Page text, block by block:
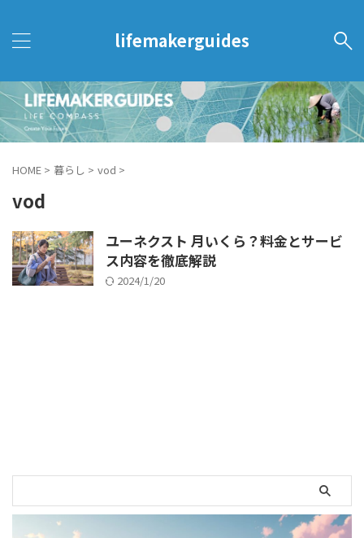
lifemakerguides
HOME > 暮らし > vod >
vod
ユーネクスト 月いくら？料金とサービ
ス内容を徹底解説
2024/1/20